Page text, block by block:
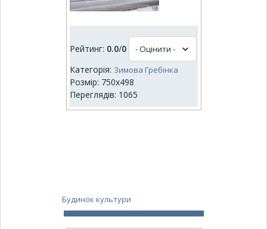
Рейтинг: 0.0/0
Категорія: Зимова Гребінка
Розмір: 750x498
Переглядів: 1065
Будинок культури